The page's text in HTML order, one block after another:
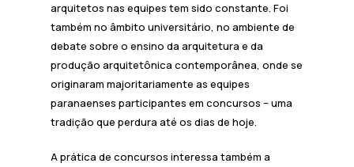
arquitetos nas equipes tem sido constante. Foi
também no âmbito universitário, no ambiente de
debate sobre o ensino da arquitetura e da
produção arquitetônica contemporânea, onde se
originaram majoritariamente as equipes
paranaenses participantes em concursos – uma
tradição que perdura até os dias de hoje.
A prática de concursos interessa também a